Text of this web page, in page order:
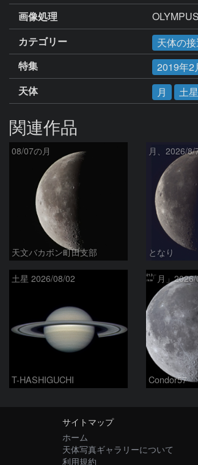
画像処理
カテゴリー
天体の
特集
2019年2
天体
月 土星
関連作品
08/07の月
天文バカボン町田支部
月、2026/8/
となり
土星 2026/08/02
T-HASHIGUCHI
「月」
Condor57
サイトマップ
ホーム
天体写真ギャラリーについて
利用規約